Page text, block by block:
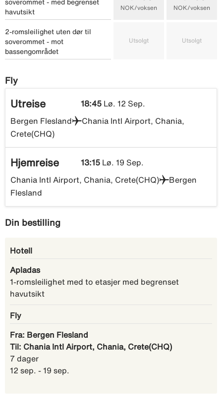
soverommet - med begrenset
havutsikt
NOK/voksen NOK/voksen
2-romsleilighet uten dør til
soverommet - mot
bassengområdet
Utsolgt Utsolgt
Fly
Utreise 18:45Lø. 12 Sep.
Bergen Flesland
Chania Intl Airport, Chania,
Crete(CHQ)
Hjemreise 13:15Lø. 19 Sep.
Chania Intl Airport, Chania, Crete(CHQ)
Bergen
Flesland
Din bestilling
Hotell
Apladas
1-romsleilighet med to etasjer med begrenset
havutsikt
Fly
Fra: Bergen Flesland
Til: Chania Intl Airport, Chania, Crete(CHQ)
7 dager
12 sep. - 19 sep.